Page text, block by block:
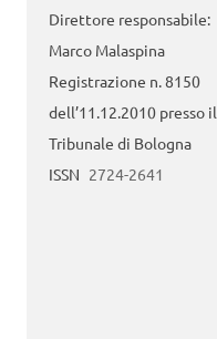
Direttore responsabile:
Marco Malaspina
Registrazione n. 8150
dell’11.12.2010 presso il
Tribunale di Bologna
ISSN 2724-2641